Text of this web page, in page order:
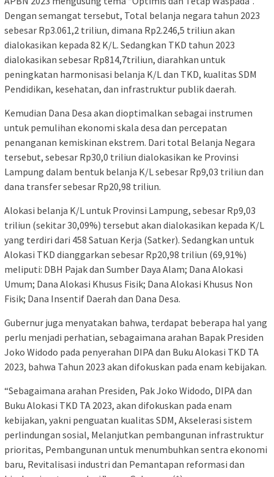
Dengan semangat tersebut, Total belanja negara tahun 2023
sebesar Rp3.061,2 triliun, dimana Rp2.246,5 triliun akan
dialokasikan kepada 82 K/L. Sedangkan TKD tahun 2023
dialokasikan sebesar Rp814,7triliun, diarahkan untuk
peningkatan harmonisasi belanja K/L dan TKD, kualitas SDM
Pendidikan, kesehatan, dan infrastruktur publik daerah.
Kemudian Dana Desa akan dioptimalkan sebagai instrumen
untuk pemulihan ekonomi skala desa dan percepatan
penanganan kemiskinan ekstrem. Dari total Belanja Negara
tersebut, sebesar Rp30,0 triliun dialokasikan ke Provinsi
Lampung dalam bentuk belanja K/L sebesar Rp9,03 triliun dan
dana transfer sebesar Rp20,98 triliun.
Alokasi belanja K/L untuk Provinsi Lampung, sebesar Rp9,03
triliun (sekitar 30,09%) tersebut akan dialokasikan kepada K/L
yang terdiri dari 458 Satuan Kerja (Satker). Sedangkan untuk
Alokasi TKD dianggarkan sebesar Rp20,98 triliun (69,91%)
meliputi: DBH Pajak dan Sumber Daya Alam; Dana Alokasi
Umum; Dana Alokasi Khusus Fisik; Dana Alokasi Khusus Non
Fisik; Dana Insentif Daerah dan Dana Desa.
Gubernur juga menyatakan bahwa, terdapat beberapa hal yang
perlu menjadi perhatian, sebagaimana arahan Bapak Presiden
Joko Widodo pada penyerahan DIPA dan Buku Alokasi TKD TA
2023, bahwa Tahun 2023 akan difokuskan pada enam kebijakan.
“Sebagaimana arahan Presiden, Pak Joko Widodo, DIPA dan
Buku Alokasi TKD TA 2023, akan difokuskan pada enam
kebijakan, yakni penguatan kualitas SDM, Akselerasi sistem
perlindungan sosial, Melanjutkan pembangunan infrastruktur
prioritas, Pembangunan untuk menumbuhkan sentra ekonomi
baru, Revitalisasi industri dan Pemantapan reformasi dan